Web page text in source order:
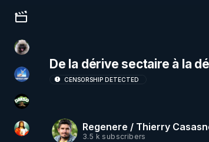
Culture, media & entertainment
Priscane
PAROLE LIBRE
DMSO pour TOUS
L'autre son de cloche
De la dérive sectaire à la
CENSORSHIP DETECTED
Regenere / Thierry
3.5 k subscribers